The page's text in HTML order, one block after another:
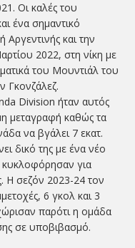
Οι καλές του
ένα σημαντικό
και την
2022, στη νίκη με
του Μουντιάλ του
Γκονζάλεζ.
Division ήταν αυτός
μεταγραφή καθώς τα
να βγάλει 7 εκατ.
δικό της με ένα νέο
κυκλοφόρησαν για
Η σεζόν 2023-24 τον
6 γκολ και 3
παρότι η ομάδα
σε υποβιβασμό.